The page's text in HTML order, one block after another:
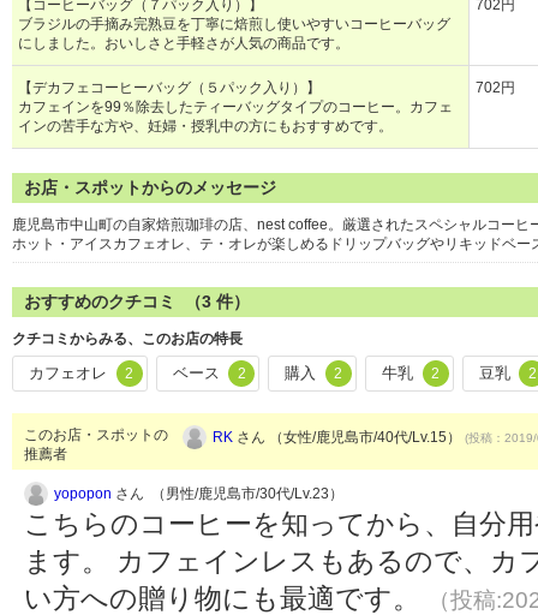
【コーヒーバッグ（７パック入り）】
ブラジルの手摘み完熟豆を丁寧に焙煎し使いやすいコーヒーバッグ
にしました。おいしさと手軽さが人気の商品です。
702円
【デカフェコーヒーバッグ（５パック入り）】
カフェインを99％除去したティーバッグタイプのコーヒー。カフェ
インの苦手な方や、妊婦・授乳中の方にもおすすめです。
702円
お店・スポットからのメッセージ
鹿児島市中山町の自家焙煎珈琲の店、nest coffee。厳選されたスペシャルコー
ホット・アイスカフェオレ、テ・オレが楽しめるドリップバッグやリキッドベー
おすすめのクチコミ （3 件）
クチコミからみる、このお店の特長
カフェオレ 2 ベース 2 購入 2 牛乳 2 豆乳 2
このお店・スポットの
推薦者
RK さん （女性/鹿児島市/40代/Lv.15） (投稿：
yopopon さん （男性/鹿児島市/30代/Lv.23）
こちらのコーヒーを知ってから、自分
ます。 カフェインレスもあるので、カ
い方への贈り物にも最適です。
（投稿